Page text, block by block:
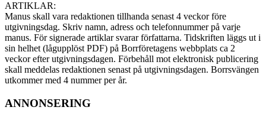
ARTIKLAR:
Manus skall vara redaktionen tillhanda senast 4 veckor före
utgivningsdag. Skriv namn, adress och telefonnummer på varje
manus. För signerade artiklar svarar författarna. Tidskriften läggs ut i
sin helhet (lågupplöst PDF) på Borrföretagens webbplats ca 2
veckor efter utgivningsdagen. Förbehåll mot elektronisk publicering
skall meddelas redaktionen senast på utgivningsdagen. Borrsvängen
utkommer med 4 nummer per år.
ANNONSERING